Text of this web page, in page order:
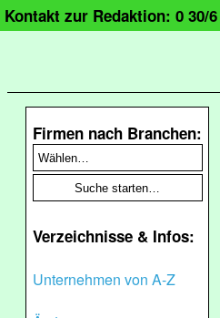
Kontakt zur Redaktion: 0 30/6
Firmen nach Branchen:
Verzeichnisse & Infos:
Unternehmen von A-Z